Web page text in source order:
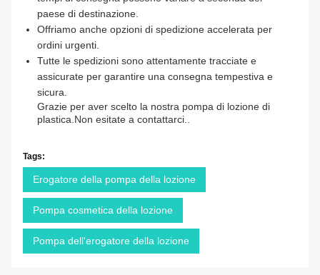
paese di destinazione.
Offriamo anche opzioni di spedizione accelerata per
ordini urgenti.
Tutte le spedizioni sono attentamente tracciate e
assicurate per garantire una consegna tempestiva e
sicura.
Grazie per aver scelto la nostra pompa di lozione di
plastica.Non esitate a contattarci..
Tags:
Erogatore della pompa della lozione
Pompa cosmetica della lozione
Pompa dell'erogatore della lozione